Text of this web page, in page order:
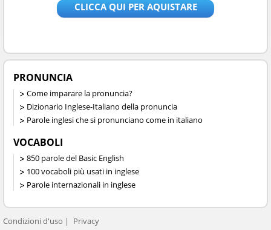
CLICCA QUI PER AQUISTARE
PRONUNCIA
Come imparare la pronuncia?
Dizionario Inglese-Italiano della pronuncia
Parole inglesi che si pronunciano come in italiano
VOCABOLI
850 parole del Basic English
100 vocaboli più usati in inglese
Parole internazionali in inglese
Condizioni d'uso Privacy